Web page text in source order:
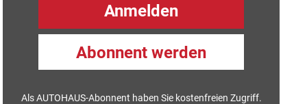
Anmelden
Abonnent werden
Als AUTOHAUS-Abonnent haben Sie kostenfreien Zugriff.